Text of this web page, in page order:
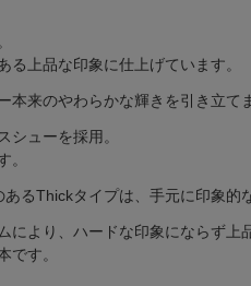
上品な印象に仕上げています。
来のやわらかな輝きを引き立て
シューを採用。
。
るThickタイプは、手元に印象的
より、ハードな印象にならず上
です。